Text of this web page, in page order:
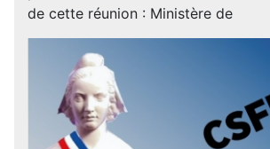
de cette réunion : Ministère de